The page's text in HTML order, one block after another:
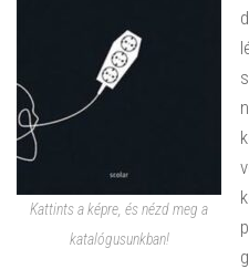
Kattints a képre, és nézd meg a
katalógusunkban!